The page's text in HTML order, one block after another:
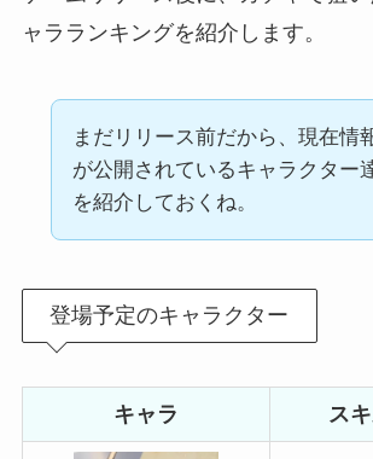
ャラランキングを紹介します。
まだリリース前だから、現在情
が公開されているキャラクター
を紹介しておくね。
登場予定のキャラクター
キャラ ス